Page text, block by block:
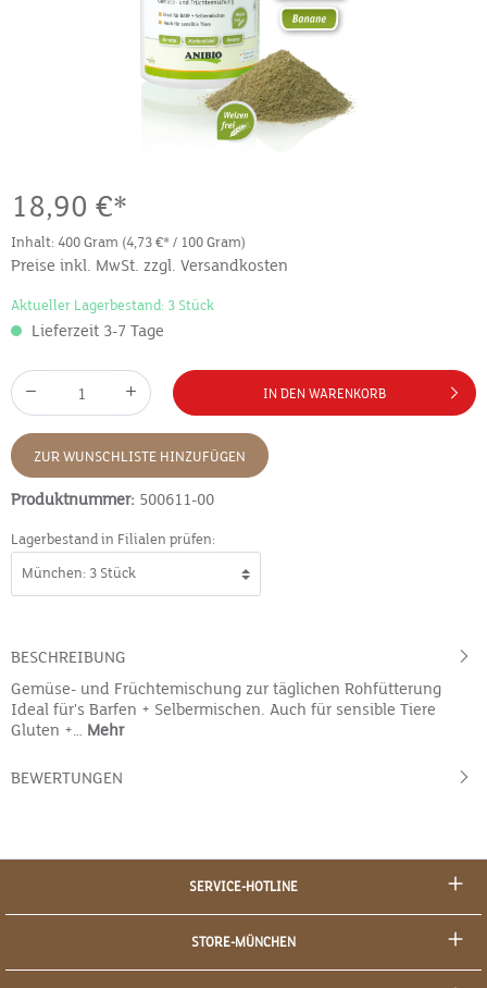
18,90 €*
Inhalt: 400 Gram (4,73 €* / 100 Gram)
Preise inkl. MwSt. zzgl. Versandkosten
Aktueller Lagerbestand: 3 Stück
Lieferzeit 3-7 Tage
IN DEN WARENKORB
ZUR WUNSCHLISTE HINZUFÜGEN
Produktnummer: 500611-00
Lagerbestand in Filialen prüfen:
BESCHREIBUNG
Gemüse- und Früchtemischung zur täglichen Rohfütterung
Ideal für's Barfen + Selbermischen. Auch für sensible Tiere
Gluten +… Mehr
BEWERTUNGEN
SERVICE-HOTLINE
STORE-MÜNCHEN